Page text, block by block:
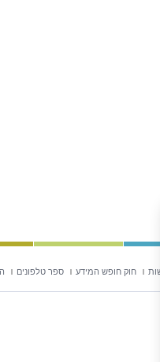
חוק חופש המידע ספר טלפונים